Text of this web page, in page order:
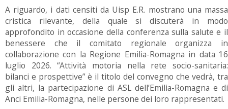
A riguardo, i dati censiti da Uisp E.R. mostrano una massa
cristica rilevante, della quale si discuterà in modo
approfondito in occasione della conferenza sulla salute e il
benessere che il comitato regionale organizza in
collaborazione con la Regione Emilia-Romagna in data 16
luglio 2026. “Attività motoria nella rete socio-sanitaria:
bilanci e prospettive” è il titolo del convegno che vedrà, tra
gli altri, la partecipazione di ASL dell’Emilia-Romagna e di
Anci Emilia-Romagna, nelle persone dei loro rappresentati.